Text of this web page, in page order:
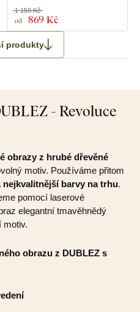
od 869 Kč
1 159 Kč
produkty
- Revoluce
obrazy z hrubé dřevěné
motiv. Používáme přitom
nejkvalitnější barvy na trhu.
pomocí laserové
elegantní tmavěhnědý
motiv.
obrazu z DUBLEZ s